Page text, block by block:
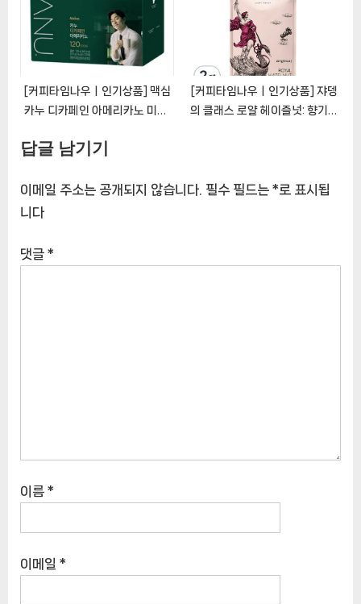
천상품]
[커피타임나우ㅣ인기상품] 맥심
카누 디카페인 아메리카노 미니:
저칼로리 솔루션
품]
[커피타임나우ㅣ인기상품] 쟈뎅
의 클래스 로얄 헤이즐넛: 향기로
답글 남기기
이메일 주소는 공개되지 않습니다. 필수 필드는 *로 표시됩
니다
댓글 *
이름 *
이메일 *